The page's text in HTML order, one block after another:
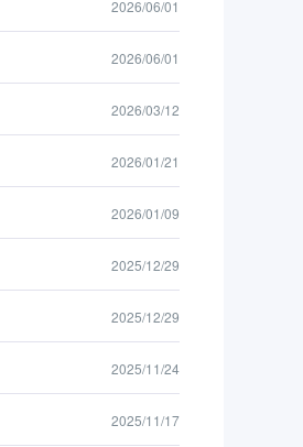
2026/06/01
2026/06/01
2026/03/12
2026/01/21
2026/01/09
2025/12/29
2025/12/29
2025/11/24
2025/11/17